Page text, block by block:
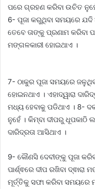
ପରେ ଗ୍ରହଣ କରିବା ଉଚିତ
6- ପୂଜା କରୁଥିବା ସମୟରେ
ତେବେ ତାଙ୍କୁ ପ୍ରଣାମ କରିବା
ମଙ୍ଗଳକାରୀ ହୋଇଥାଏ ।
7- ଠାକୁର ପୂଜା ସମୟରେ
ହୋଇନଥାଏ । ଏହାଦ୍ୱାରା
ମଧ୍ୟ ହେବାକୁ ପଡିଥାଏ । 8-
ନୁହେଁ । କିମ୍ବା ଦୀପରୁ ଧୂପକାଠି
ଦାରିଦ୍ରତା ଆସିଥାଏ ।
9- କୌଣସି ଦେବୀଙ୍କୁ ପୂଜା
ପାର୍ଶ୍ଵରେ ଦୀପ ରଖିବା
ମୂର୍ତ୍ତିକୁ ସଫା କରିବା